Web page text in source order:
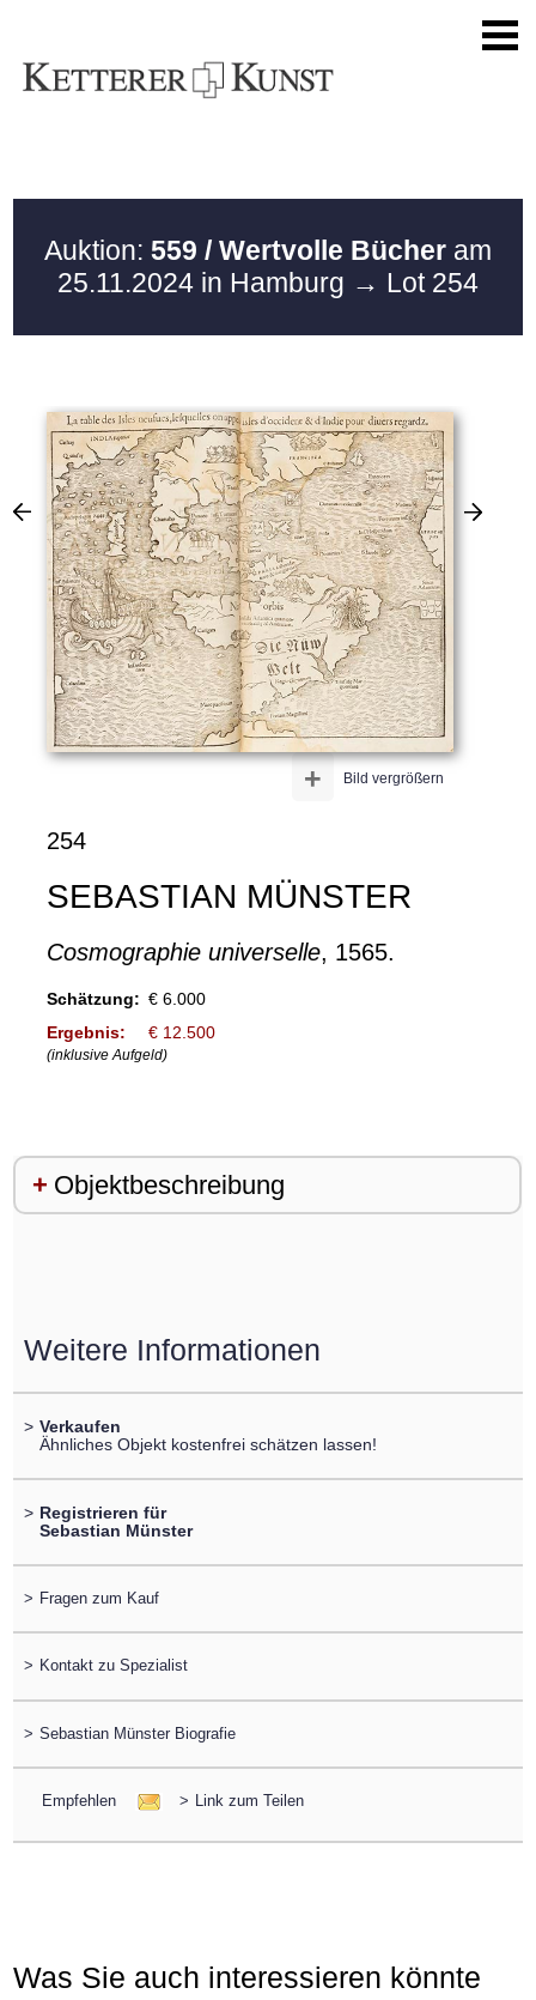
Auktion: 559 / Wertvolle Bücher am
25.11.2024 in Hamburg → Lot 254
Bild vergrößern
+
254
SEBASTIAN MÜNSTER
Cosmographie universelle, 1565.
Schätzung: € 6.000
Ergebnis:
€ 12.500
(inklusive Aufgeld)
Objektbeschreibung
Weitere Informationen
> Verkaufen
Ähnliches Objekt kostenfrei schätzen lassen!
> Registrieren für
Sebastian Münster
> Fragen zum Kauf
> Kontakt zu Spezialist
> Sebastian Münster Biografie
Empfehlen > Link zum Teilen
Was Sie auch interessieren könnte